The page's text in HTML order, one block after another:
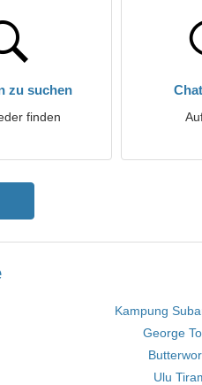
zu suchen
finden
Kampung
George
Ulu